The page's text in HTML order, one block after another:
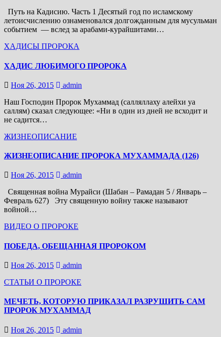
Путь на Кадисию. Часть 1 Десятый год по исламскому
летоисчислению ознаменовался долгожданным для мусульман
событием — вслед за арабами-курайшитами…
ХАДИСЫ ПРОРОКА
ХАДИС ЛЮБИМОГО ПРОРОКА
Ноя 26, 2015
admin
Наш Господин Пророк Мухаммад (салляллаху алейхи уа
саллям) сказал следующее: «Ни в один из дней не всходит и
не садится…
ЖИЗНЕОПИСАНИЕ
ЖИЗНЕОПИСАНИЕ ПРОРОКА МУХАММАДА (126)
Ноя 26, 2015
admin
Священная война Мурайси (Шабан – Рамадан 5 / Январь –
Февраль 627) Эту священную войну также называют
войной…
ВИДЕО О ПРОРОКЕ
ПОБЕДА, ОБЕЩАННАЯ ПРОРОКОМ
Ноя 26, 2015
admin
СТАТЬИ О ПРОРОКЕ
МЕЧЕТЬ, КОТОРУЮ ПРИКАЗАЛ РАЗРУШИТЬ САМ
ПРОРОК МУХАММАД
Ноя 26, 2015
admin